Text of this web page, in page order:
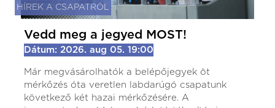
HÍREK A CSAPATRÓL
Vedd meg a jegyed MOST!
Dátum: 2026. aug 05. 19:00
Már megvásárolhatók a belépőjegyek öt
mérkőzés óta veretlen labdarúgó csapatunk
következő két hazai mérkőzésére. A